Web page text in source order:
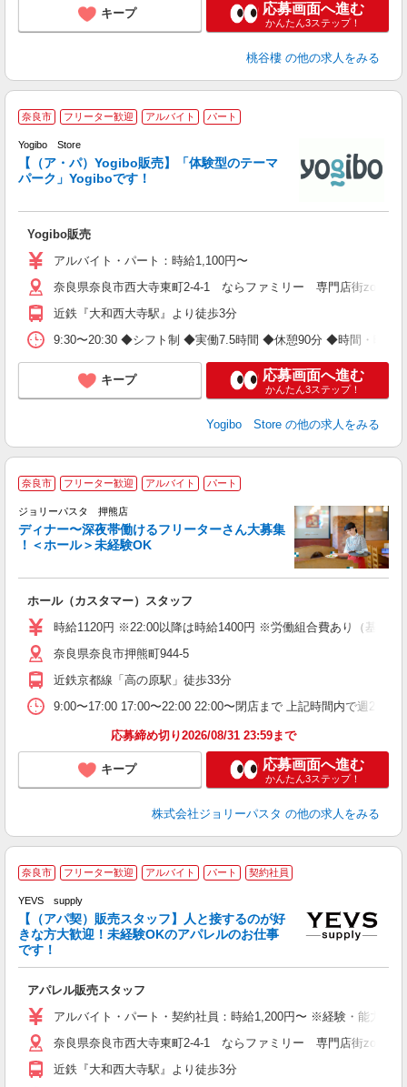
キープ 応募画面へ進む
かんたん3ステップ！
桃谷樓 の他の求人をみる
奈良市 フリーター歓迎 アルバイト パート
Yogibo Store
【（ア・パ）Yogibo販売】「体験型のテーマ
パーク」Yogiboです！
Yogibo販売
アルバイト・パート：時給1,100円〜
奈良県奈良市西大寺東町2-4-1 ならファミリー 専門店街zoro
近鉄『大和西大寺駅』より徒歩3分
9:30〜20:30 ◆シフト制 ◆実働7.5時間 ◆休憩90分 ◆時間・曜日
キープ 応募画面へ進む
かんたん3ステップ！
Yogibo Store の他の求人をみる
奈良市 フリーター歓迎 アルバイト パート
ジョリーパスタ 押熊店
ディナー〜深夜帯働けるフリーターさん大募集
！＜ホール＞未経験OK
ホール（カスタマー）スタッフ
時給1120円 ※22:00以降は時給1400円 ※労働組合費あり（基本
奈良県奈良市押熊町944-5
近鉄京都線「高の原駅」徒歩33分
9:00〜17:00 17:00〜22:00 22:00〜閉店まで 上記時間内で週2
応募締め切り2026/08/31 23:59まで
キープ 応募画面へ進む
かんたん3ステップ！
株式会社ジョリーパスタ の他の求人をみる
奈良市 フリーター歓迎 アルバイト パート 契約社員
YEVS supply
【（アパ契）販売スタッフ】人と接するのが好
きな方大歓迎！未経験OKのアパレルのお仕事
です！
アパレル販売スタッフ
アルバイト・パート・契約社員：時給1,200円〜 ※経験・能力に
奈良県奈良市西大寺東町2-4-1 ならファミリー 専門店街zoro
近鉄『大和西大寺駅』より徒歩3分